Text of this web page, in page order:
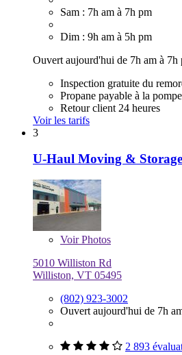
Sam : 7h am à 7h pm
Dim : 9h am à 5h pm
Ouvert aujourd'hui de 7h am à 7h
Inspection gratuite du
Propane payable à la pompe
Retour client 24 heures
Voir les tarifs
3
U-Haul Moving &
VoirPhotos
5010 Williston Rd
Williston, VT 05495
(802) 923-3002
Ouvert aujourd'hui de 7h
2 893